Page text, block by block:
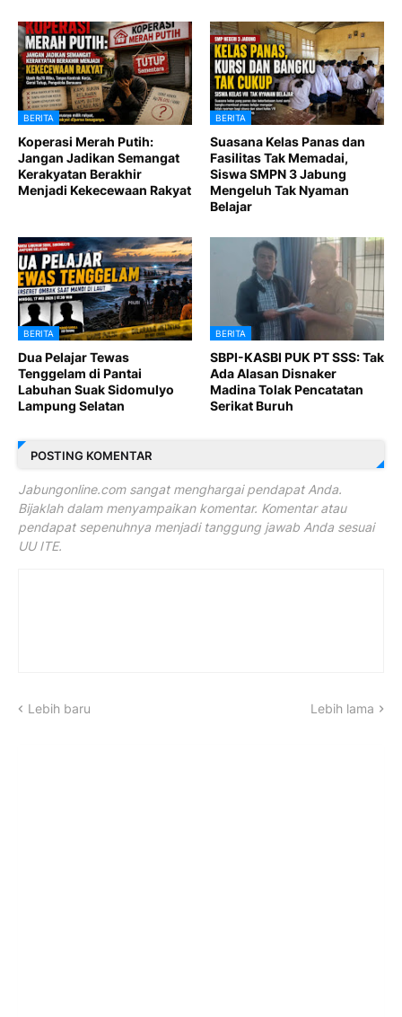
BERITA
Koperasi Merah Putih:
Jangan Jadikan Semangat
Kerakyatan Berakhir
Menjadi Kekecewaan Rakyat
BERITA
Suasana Kelas Panas dan
Fasilitas Tak Memadai,
Siswa SMPN 3 Jabung
Mengeluh Tak Nyaman
Belajar
BERITA
Dua Pelajar Tewas
Tenggelam di Pantai
Labuhan Suak Sidomulyo
Lampung Selatan
BERITA
SBPI-KASBI PUK PT SSS: Tak
Ada Alasan Disnaker
Madina Tolak Pencatatan
Serikat Buruh
POSTING KOMENTAR
Jabungonline.com sangat menghargai pendapat Anda.
Bijaklah dalam menyampaikan komentar. Komentar atau
pendapat sepenuhnya menjadi tanggung jawab Anda sesuai
UU ITE.
Lebih baru Lebih lama